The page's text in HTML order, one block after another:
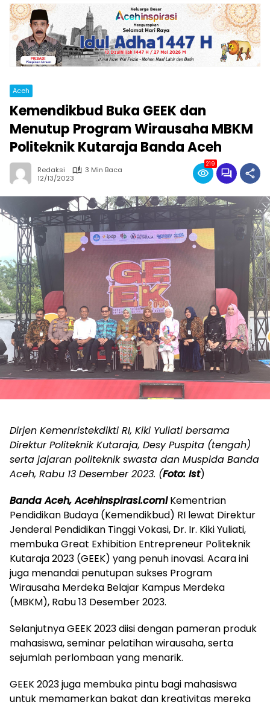
Aceh
Kemendikbud Buka GEEK dan
Menutup Program Wirausaha MBKM
Politeknik Kutaraja Banda Aceh
Redaksi
3 Min Baca
12/13/2023
219
Dirjen Kemenristekdikti RI, Kiki Yuliati bersama
Direktur Politeknik Kutaraja, Desy Puspita (tengah)
serta jajaran politeknik swasta dan Muspida Banda
Aceh, Rabu 13 Desember 2023. (Foto: Ist)
Banda Aceh, Acehinspirasi.comlKementrian
Pendidikan Budaya (Kemendikbud) RI lewat Direktur
Jenderal Pendidikan Tinggi Vokasi, Dr. Ir. Kiki Yuliati,
membuka Great Exhibition Entrepreneur Politeknik
Kutaraja 2023 (GEEK) yang penuh inovasi. Acara ini
juga menandai penutupan sukses Program
Wirausaha Merdeka Belajar Kampus Merdeka
(MBKM), Rabu 13 Desember 2023.
Selanjutnya GEEK 2023 diisi dengan pameran produk
mahasiswa, seminar pelatihan wirausaha, serta
sejumlah perlombaan yang menarik.
GEEK 2023 juga membuka pintu bagi mahasiswa
untuk memamerkan bakat dan kreativitas mereka